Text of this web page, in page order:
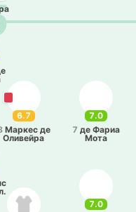
7.0
6.7
Маркес де
Оли­вей­ра
7.0
7 де Фариа
Мота